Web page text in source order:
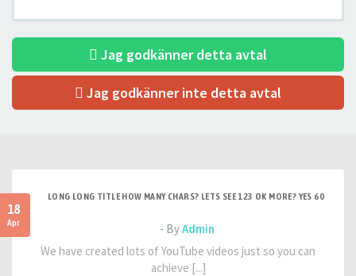
Jag godkänner detta avtal
Jag godkänner inte detta avtal
18
Apr
LONG LONG TITLE HOW MANY CHARS? LETS SEE 123 OK MORE? YES 60
- ByAdmin
We have created lots of YouTube videos just so you can
achieve [...]